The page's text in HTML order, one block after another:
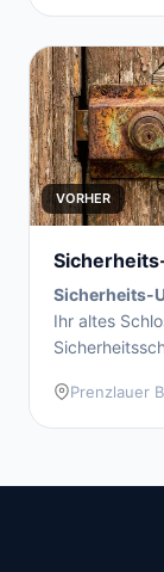
VORHER
Sicherheits-
Ihr altes
Prenzlauer